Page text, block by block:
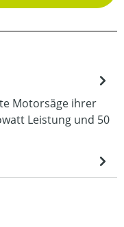
Motorsäge ihrer
Leistung und 50